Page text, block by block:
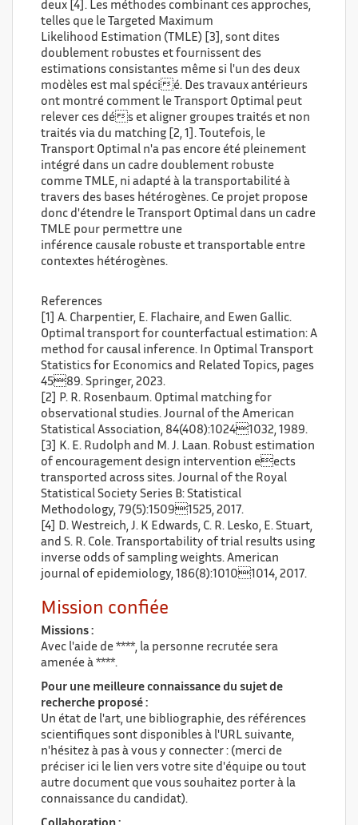
deux [4]. Les méthodes combinant ces approches,
telles que le Targeted Maximum
Likelihood Estimation (TMLE) [3], sont dites
doublement robustes et fournissent des
estimations consistantes même si l'un des deux
modèles est mal spécié. Des travaux antérieurs
ont montré comment le Transport Optimal peut
relever ces dés et aligner groupes traités et non
traités via du matching [2, 1]. Toutefois, le
Transport Optimal n'a pas encore été pleinement
intégré dans un cadre doublement robuste
comme TMLE, ni adapté à la transportabilité à
travers des bases hétérogènes. Ce projet propose
donc d'étendre le Transport Optimal dans un cadre
TMLE pour permettre une
inférence causale robuste et transportable entre
contextes hétérogènes.
References
[1] A. Charpentier, E. Flachaire, and Ewen Gallic.
Optimal transport for counterfactual estimation: A
method for causal inference. In Optimal Transport
Statistics for Economics and Related Topics, pages
4589. Springer, 2023.
[2] P. R. Rosenbaum. Optimal matching for
observational studies. Journal of the American
Statistical Association, 84(408):10241032, 1989.
[3] K. E. Rudolph and M. J. Laan. Robust estimation
of encouragement design intervention eects
transported across sites. Journal of the Royal
Statistical Society Series B: Statistical
Methodology, 79(5):15091525, 2017.
[4] D. Westreich, J. K Edwards, C. R. Lesko, E. Stuart,
and S. R. Cole. Transportability of trial results using
inverse odds of sampling weights. American
journal of epidemiology, 186(8):10101014, 2017.
Mission confiée
Missions :
Avec l'aide de ****, la personne recrutée sera
amenée à ****.
Pour une meilleure connaissance du sujet de
recherche proposé :
Un état de l'art, une bibliographie, des références
scientifiques sont disponibles à l'URL suivante,
n'hésitez à pas à vous y connecter : (merci de
préciser ici le lien vers votre site d'équipe ou tout
autre document que vous souhaitez porter à la
connaissance du candidat).